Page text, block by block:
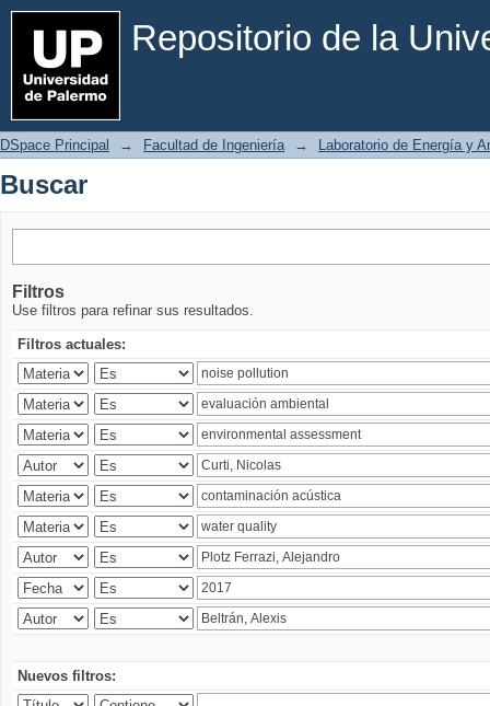
Repositorio de la
Buscar
DSpace Principal → Facultad de Ingeniería → Laboratorio de Energía y
Buscar
Filtros
Use filtros para refinar sus resultados.
Filtros actuales:
Nuevos filtros: